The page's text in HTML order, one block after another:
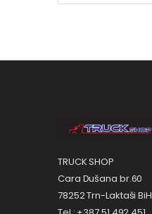
TRUCK SHOP
Cara Dušana br.60
78252 Trn-Laktaši BiH